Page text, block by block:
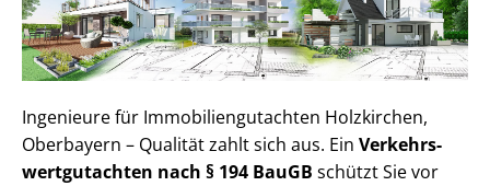
Ingenieure für Im­mo­bi­li­en­gut­ach­ten Holzkirchen,
Oberbayern – Qualität zahlt sich aus. Ein Ver­kehrs­
wert­gut­ach­ten nach § 194 BauGB schützt Sie vor